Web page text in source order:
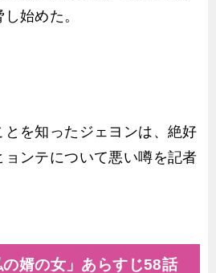
始めた。
を知ったジェヨンは、絶好
ンテについて悪い噂を記者
婿の女」あらすじ58話